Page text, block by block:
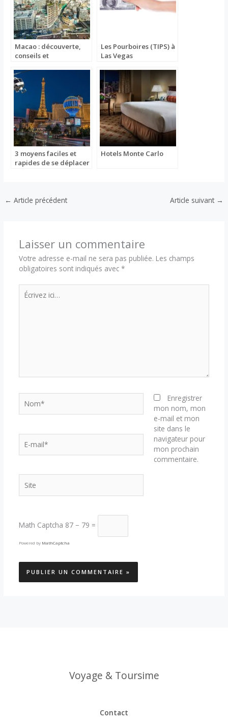
Macao : découverte,
conseils et
Vegas
Les Pourboires (TIPS) à
Las Vegas
3 moyens faciles et
rapides de se déplacer
Hotels Monte Carlo
← Article précédent Article suivant →
Laisser un commentaire
Votre adresse e-mail ne sera pas publiée. Les champs
obligatoires sont indiqués avec *
Écrivez
ici…
mail*
Enregistrer
mon nom, mon
e-mail et mon
site dans le
navigateur pour
mon prochain
commentaire.
Math Captcha 87 − 79 =
Powered by MathCaptcha
Voyage & Toursime
Contact